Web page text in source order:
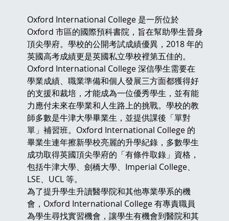
Oxford International College 是一所位於
Oxford 市區的國際預科書院，旨在幫助學生晉身
頂尖學府。學校的公開考試成績優異，2018 年的
英國高考成績更是英國私立學校裡第五佳的。
Oxford International College 深信學生需要在
學業成績、職業準備和個人發展三方面都獲得好
的支援和裁培，才能成為一位優秀學生，並有能
力應付未來在學業和人生路上的挑戰。學校的教
師多數是牛津大學畢業生，並提供課後「單對
單」補習班。Oxford International College 的
畢業生連年擦新學校亮麗的升學紀錄，多數學生
成功取得英國頂尖學府的「有條件取錄」資格，
包括牛津大學、劍橋大學、Imperial College、
LSE、UCL 等。
為了提升學生升讀醫學院和其他專業學系的機
會，Oxford International College 有專責職員
為學生尋找實習機會，讓學生有機會到醫院和其